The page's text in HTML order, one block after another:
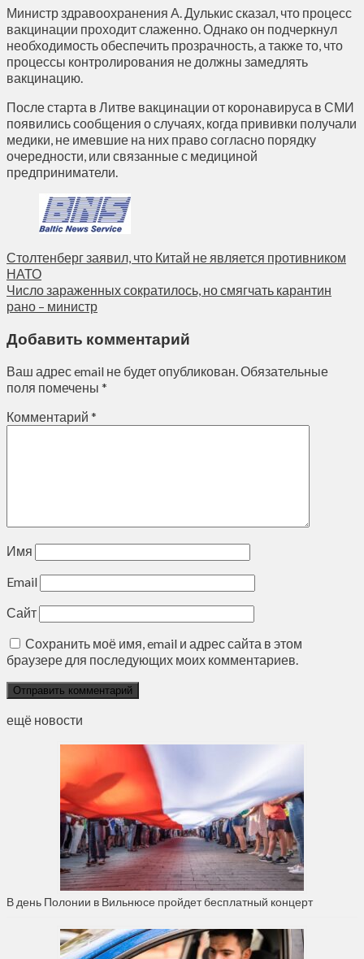
Министр здравоохранения А. Дулькис сказал, что процесс
вакцинации проходит слаженно. Однако он подчеркнул
необходимость обеспечить прозрачность, а также то, что
процессы контролирования не должны замедлять
вакцинацию.
После старта в Литве вакцинации от коронавируса в СМИ
появились сообщения о случаях, когда прививки получали
медики, не имевшие на них право согласно порядку
очередности, или связанные с медициной
предприниматели.
Столтенберг заявил, что Китай не является противником
НАТО
Число зараженных сократилось, но смягчать карантин
рано – министр
Добавить комментарий
Ваш адрес email не будет опубликован.Обязательные
поля помечены *
Комментарий *
Имя
Email
Сайт
Сохранить моё имя, email и адрес сайта в этом
браузере для последующих моих комментариев.
ещё новости
В день Полонии в Вильнюсе пройдет бесплатный концерт